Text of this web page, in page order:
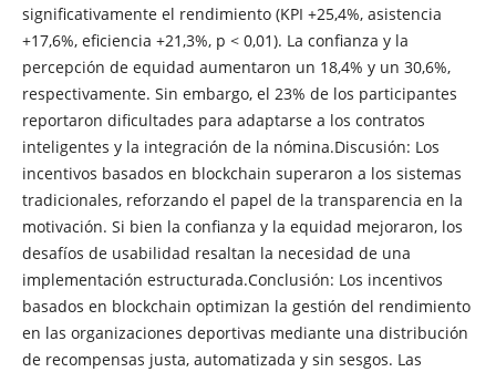
significativamente el rendimiento (KPI +25,4%, asistencia
+17,6%, eficiencia +21,3%, p < 0,01). La confianza y la
percepción de equidad aumentaron un 18,4% y un 30,6%,
respectivamente. Sin embargo, el 23% de los participantes
reportaron dificultades para adaptarse a los contratos
inteligentes y la integración de la nómina.Discusión: Los
incentivos basados ​​en blockchain superaron a los sistemas
tradicionales, reforzando el papel de la transparencia en la
motivación. Si bien la confianza y la equidad mejoraron, los
desafíos de usabilidad resaltan la necesidad de una
implementación estructurada.Conclusión: Los incentivos
basados ​​en blockchain optimizan la gestión del rendimiento
en las organizaciones deportivas mediante una distribución
de recompensas justa, automatizada y sin sesgos. Las